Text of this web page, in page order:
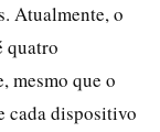
Atualmente, o
quatro
mesmo que o
cada dispositivo